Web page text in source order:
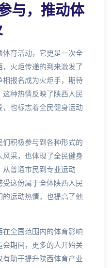
与，推动体
育活动，它更是一次全
火炬传递的到来激发了
报名成为火炬手，期待
种热情反映了陕西人民
也标志着全民健身运动
积极参与到各种形式的
采，也体现了全民健身
从普通市民到专业运动
这份属于全体陕西人民
运动热情，也提高了他
全国范围内的体育影响
期间，更多的人开始关
助于提升陕西体育产业